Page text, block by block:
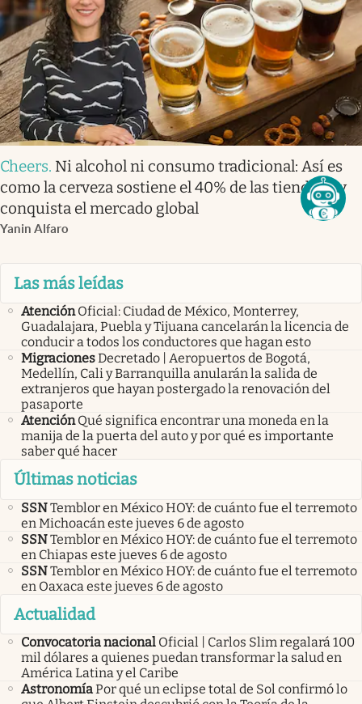
Cheers. Ni alcohol ni consumo tradicional: Así es
como la cerveza sostiene el 40% de las tienditas y
conquista el mercado global
Yanin Alfaro
Las más leídas
Atención Oficial: Ciudad de México, Monterrey,
Guadalajara, Puebla y Tijuana cancelarán la licencia de
conducir a todos los conductores que hagan esto
MigracionesDecretado | Aeropuertos de Bogotá,
Medellín, Cali y Barranquilla anularán la salida de
extranjeros que hayan postergado la renovación del
pasaporte
Atención Qué significa encontrar una moneda en la
manija de la puerta del auto y por qué es importante
saber qué hacer
Últimas noticias
SSNTemblor en México HOY: de cuánto fue el terremoto
en Michoacán este jueves 6 de agosto
SSNTemblor en México HOY: de cuánto fue el terremoto
en Chiapas este jueves 6 de agosto
SSNTemblor en México HOY: de cuánto fue el terremoto
en Oaxaca este jueves 6 de agosto
Actualidad
Convocatoria nacional Oficial | Carlos Slim regalará 100
mil dólares a quienes puedan transformar la salud en
América Latina y el Caribe
AstronomíaPor qué un eclipse total de Sol confirmó lo